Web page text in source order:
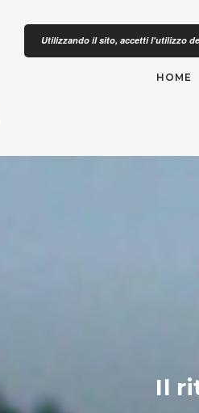
HOME
Il
Utilizzando il sito, accetti l'utilizzo